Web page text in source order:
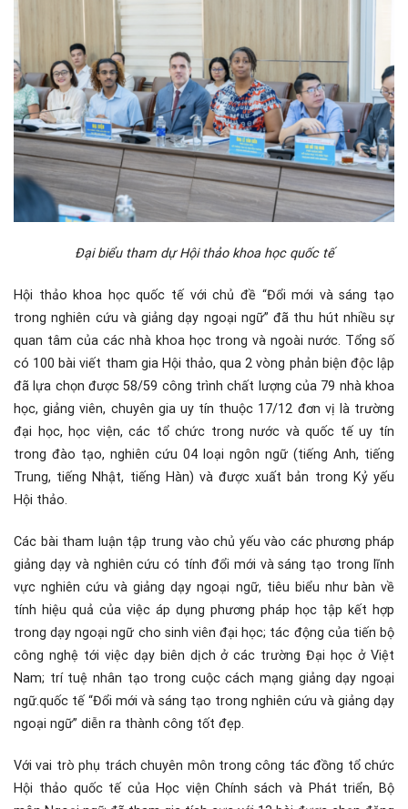
Đại biểu tham dự Hội thảo khoa học quốc tế
Hội thảo khoa học quốc tế với chủ đề “Đổi mới và sáng tạo
trong nghiên cứu và giảng dạy ngoại ngữ” đã thu hút nhiều sự
quan tâm của các nhà khoa học trong và ngoài nước. Tổng số
có 100 bài viết tham gia Hội thảo, qua 2 vòng phản biện độc lập
đã lựa chọn được 58/59 công trình chất lượng của 79 nhà khoa
học, giảng viên, chuyên gia uy tín thuộc 17/12 đơn vị là trường
đại học, học viện, các tổ chức trong nước và quốc tế uy tín
trong đào tạo, nghiên cứu 04 loại ngôn ngữ (tiếng Anh, tiếng
Trung, tiếng Nhật, tiếng Hàn) và được xuất bản trong Kỷ yếu
Hội thảo.
Các bài tham luận tập trung vào chủ yếu vào các phương pháp
giảng dạy và nghiên cứu có tính đổi mới và sáng tạo trong lĩnh
vực nghiên cứu và giảng dạy ngoại ngữ, tiêu biểu như bàn về
tính hiệu quả của việc áp dụng phương pháp học tập kết hợp
trong dạy ngoại ngữ cho sinh viên đại học; tác động của tiến bộ
công nghệ tới việc dạy biên dịch ở các trường Đại học ở Việt
Nam; trí tuệ nhân tạo trong cuộc cách mạng giảng dạy ngoại
ngữ.quốc tế “Đổi mới và sáng tạo trong nghiên cứu và giảng dạy
ngoại ngữ” diễn ra thành công tốt đẹp.
Với vai trò phụ trách chuyên môn trong công tác đồng tổ chức
Hội thảo quốc tế của Học viện Chính sách và Phát triển, Bộ